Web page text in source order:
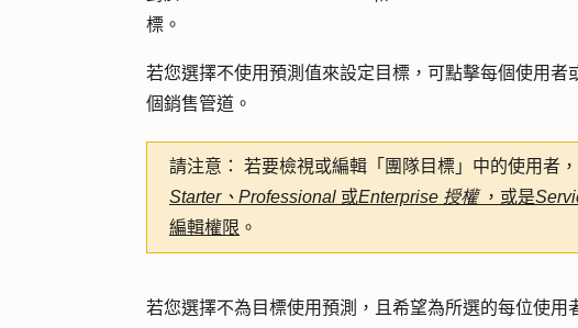
標。
若您選擇不使用預測值來設定目標，可點擊每個使用者
個銷售管道 。
請注意： 若要檢視或編輯「團隊目標」中的使用者
Starter、Professional 或Enterprise 授權 ，或是
編輯權限 。
若您選擇不為目標使用預測，且希望為所選的每位使